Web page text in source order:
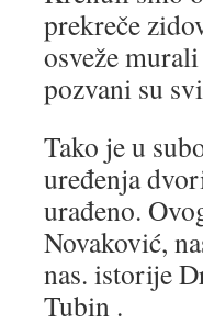
prekreče
osveže
pozvani su
Tako je u
uređenja
urađeno.
Novaković,
nas. istorije
Tubin .